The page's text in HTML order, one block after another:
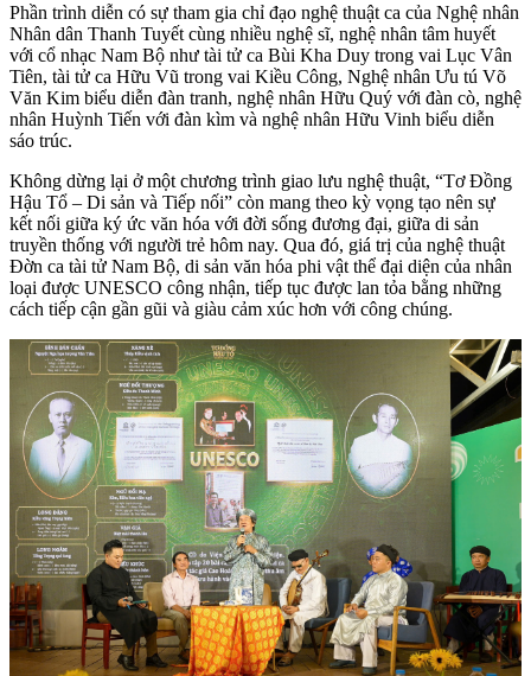
Phần trình diễn có sự tham gia chỉ đạo nghệ thuật ca của Nghệ nhân
Nhân dân Thanh Tuyết cùng nhiều nghệ sĩ, nghệ nhân tâm huyết
với cổ nhạc Nam Bộ như tài tử ca Bùi Kha Duy trong vai Lục Vân
Tiên, tài tử ca Hữu Vũ trong vai Kiều Công, Nghệ nhân Ưu tú Võ
Văn Kim biểu diễn đàn tranh, nghệ nhân Hữu Quý với đàn cò, nghệ
nhân Huỳnh Tiến với đàn kìm và nghệ nhân Hữu Vinh biểu diễn
sáo trúc.
Không dừng lại ở một chương trình giao lưu nghệ thuật, “Tơ Đồng
Hậu Tổ – Di sản và Tiếp nối” còn mang theo kỳ vọng tạo nên sự
kết nối giữa ký ức văn hóa với đời sống đương đại, giữa di sản
truyền thống với người trẻ hôm nay. Qua đó, giá trị của nghệ thuật
Đờn ca tài tử Nam Bộ, di sản văn hóa phi vật thể đại diện của nhân
loại được UNESCO công nhận, tiếp tục được lan tỏa bằng những
cách tiếp cận gần gũi và giàu cảm xúc hơn với công chúng.